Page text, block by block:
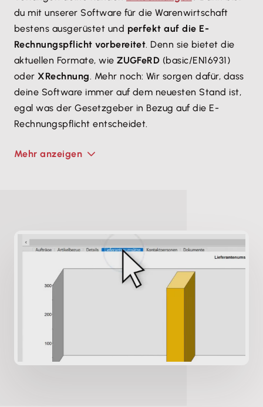
du mit unserer Software für die Warenwirtschaft
bestens ausgerüstet und perfekt auf die E-
Rechnungspflicht vorbereitet. Denn sie bietet die
aktuellen Formate, wieZUGFeRD (basic/EN16931)
oderXRechnung. Mehr noch: Wir sorgen dafür, dass
deine Software immer auf dem neuesten Stand ist,
egal was der Gesetzgeber in Bezug auf die E-
Rechnungspflicht entscheidet.
Mehr anzeigen